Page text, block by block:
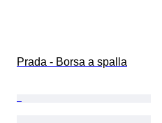
Prada - Borsa a spalla